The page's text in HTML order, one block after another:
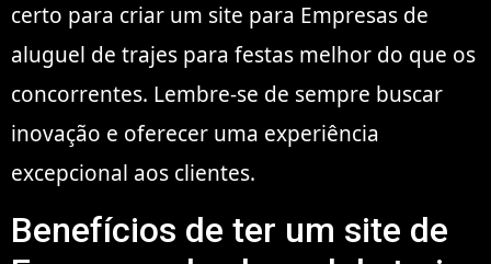
certo para criar um site para Empresas de
aluguel de trajes para festas melhor do que os
concorrentes. Lembre-se de sempre buscar
inovação e oferecer uma experiência
excepcional aos clientes.
Benefícios de ter um site de